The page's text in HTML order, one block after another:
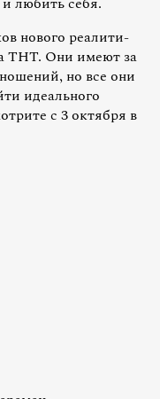
нового реалити-
ТНТ. Они имеют за
но все они
идеального
с 3 октября в